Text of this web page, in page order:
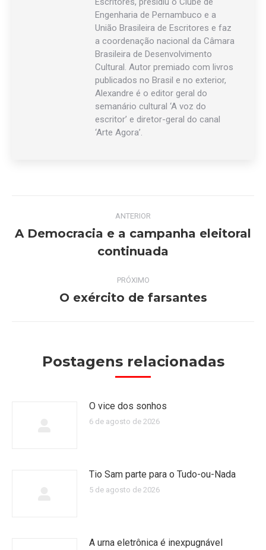
Engenharia de Pernambuco e a
União Brasileira de Escritores e faz
a coordenação nacional da Câmara
Brasileira de Desenvolvimento
Cultural. Autor premiado com livros
publicados no Brasil e no exterior,
Alexandre é o editor geral do
semanário cultural ‘A voz do
escritor’ e diretor-geral do canal
‘Arte Agora’.
Navegação
de
ANTERIOR
anterior:
A Democracia e a campanha eleitoral
continuada
PRÓXIMO
Próximo
O exército de farsantes
Postagens relacionadas
O vice dos sonhos
6 de agosto de 2026
Tio Sam parte para o Tudo-ou-Nada
5 de agosto de 2026
A urna eletrônica é inexpugnável